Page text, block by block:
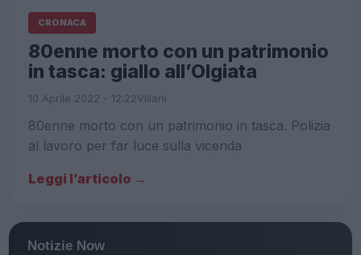
CRONACA
80enne morto con un patrimonio
in tasca: giallo all’Olgiata
10 Aprile 2022 - 12:22Villani
80enne morto con un patrimonio in tasca. Polizia
al lavoro per far luce sulla vicenda
Leggi l’articolo →